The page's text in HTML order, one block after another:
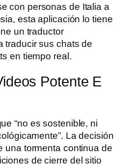
con personas de Italia a
esta aplicación lo tiene
un traductor
traducir sus chats de
en tiempo real.
Potente E
“no es sostenible, ni
La decisión
una tormenta continua de
de cierre del sitio